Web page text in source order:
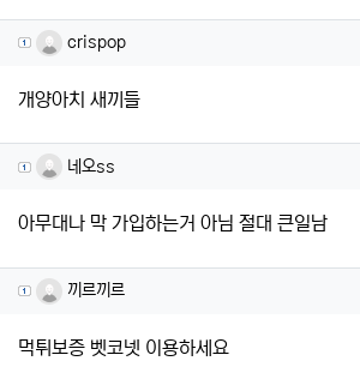
crispop님의 댓글
crispop
개양아치 새끼들
네오ss님의 댓글
네오ss
아무대나 막 가입하는거 아님 절대 큰일남
끼르끼르님의 댓글
끼르끼르
먹튀보증 벳코넷 이용하세요